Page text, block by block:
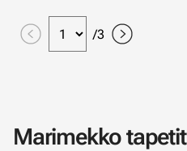
/3
Marimekko tapetit